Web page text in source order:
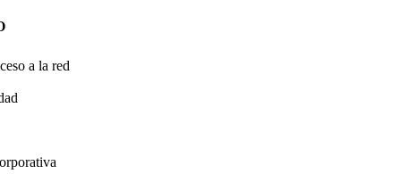
a la red